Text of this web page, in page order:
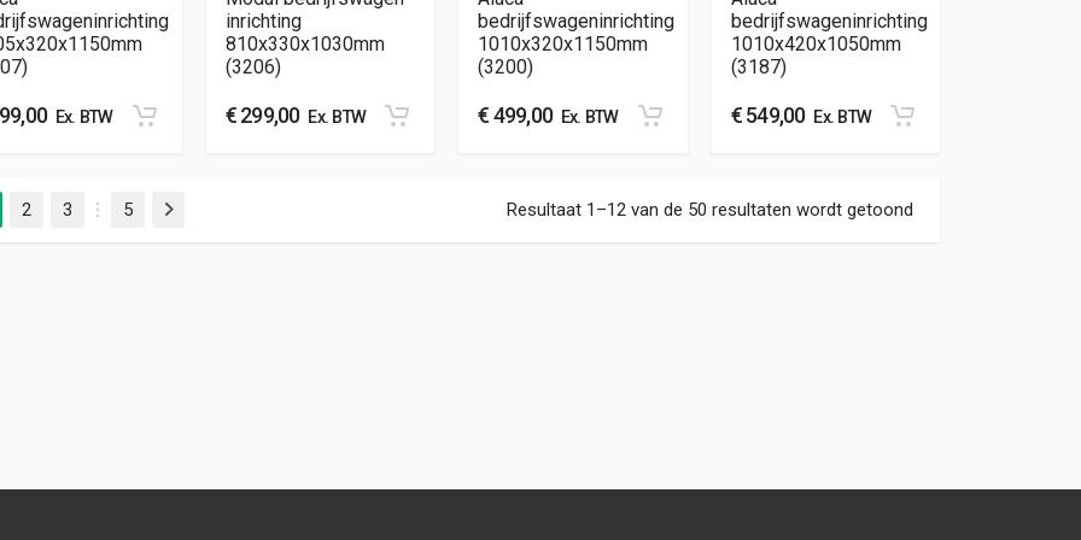
Ex. BTW
inrichting
810x330x1030mm
(3206)
€299,00Ex. BTW
bedrijfswageninrichting
1010x320x1150mm
(3200)
€499,00Ex. BTW
bedrijfswageninrichting
1010x420x1050mm
(3187)
€549,00Ex. BTW
2 3
…
5 Volgende Resultaat 1–12 van de 50 resultaten wordt getoond